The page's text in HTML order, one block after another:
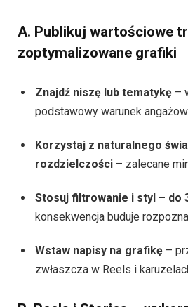
A. Publikuj wartościowe
zoptymalizowane grafiki
Znajdź niszę lub tematykę –
podstawowy warunek
Korzystaj z naturalnego
rozdzielczości – zalecane
Stosuj filtrowanie i styl – do
konsekwencja buduje
Wstaw napisy na grafikę –
zwłaszcza w Reels i